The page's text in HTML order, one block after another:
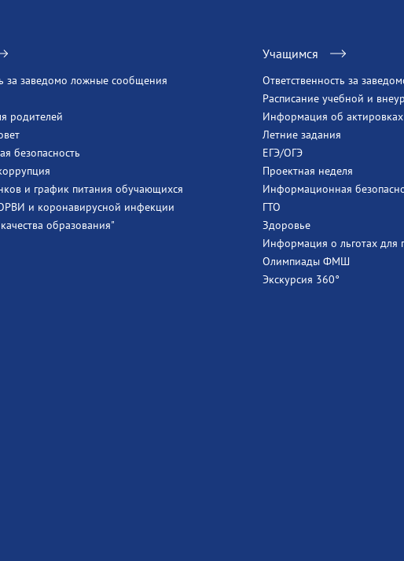
за заведомо ложные сообщения
родителей
безопасность
и график питания обучающихся
и коронавирусной инфекции
образования"
Учащимся
Ответственность за
Расписание учебной и
Информация об актировках
Летние задания
ЕГЭ/ОГЭ
Проектная неделя
Информационная
ГТО
Здоровье
Информация о льготах для
Олимпиады ФМШ
Экскурсия 360°